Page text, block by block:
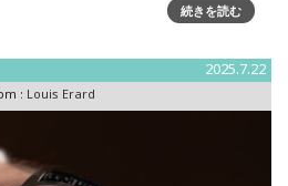
Heart」を発表大成功を収めた2022
続きを読む
2025.7.22
: Louis Erard